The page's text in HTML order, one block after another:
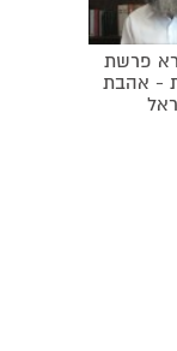
פרשת
- אהבת